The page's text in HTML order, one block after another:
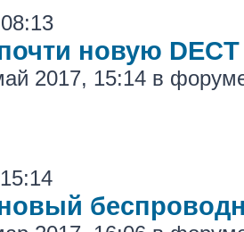
новую DECT
2017, 15:14 в